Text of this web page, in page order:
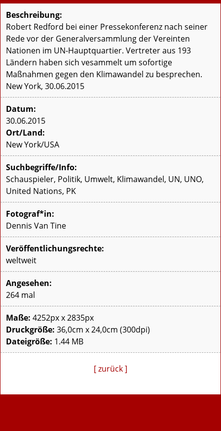
Beschreibung:
Robert Redford bei einer Pressekonferenz nach seiner
Rede vor der Generalversammlung der Vereinten
Nationen im UN-Hauptquartier. Vertreter aus 193
Ländern haben sich vesammelt um sofortige
Maßnahmen gegen den Klimawandel zu besprechen.
New York, 30.06.2015
Datum:
30.06.2015
Ort/Land:
New York/USA
Suchbegriffe/Info:
Schauspieler, Politik, Umwelt, Klimawandel, UN, UNO,
United Nations, PK
Fotograf*in:
Dennis Van Tine
Veröffentlichungsrechte:
weltweit
Angesehen:
264 mal
Maße: 4252px x 2835px
Druckgröße: 36,0cm x 24,0cm (300dpi)
Dateigröße: 1.44 MB
[ zurück ]